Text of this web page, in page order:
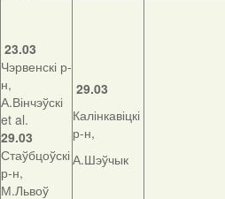
23.03
Чэрвенскі р-
н,
А.Вінчэўскі
et al.
29.03
Стаўбцоўскі
р-н,
М.Львоў
29.03
Калінкавіцкі
р-н,
А.Шэўчык